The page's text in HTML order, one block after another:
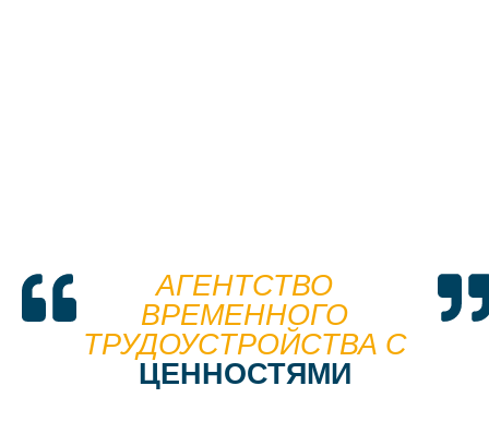
АГЕНТСТВО
ВРЕМЕННОГО
ТРУДОУСТРОЙСТВА С
ЦЕННОСТЯМИ